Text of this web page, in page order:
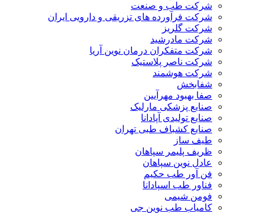
شرکت طب و صنعت
شرکت فرآورده های تزریقی و دارویی ایران
شرکت گلریز
شرکت مادرشید
شرکت متفکران درمان نوین آریا
شرکت ناصر پلاستیک
شرکت هوشمند
شفابخش
صفا بهبود مهرآیین
صنایع پزشکی مارلیک
صنایع تولیدی آپادانا
صنایع کشباف طبی تهران
طیف ساز
ظریف پلیمر سپاهان
عادل نوین سپاهان
فن آور طب حکیم
فناور طب اسپادانا
فومن شیمی
کامیاب طب نوین جی